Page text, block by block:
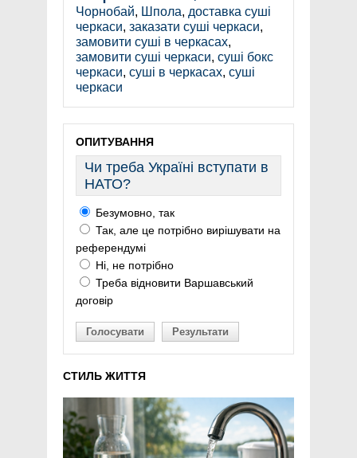
Чорнобай, Шпола, доставка суші
черкаси, заказати суші черкаси,
замовити суші в черкасах,
замовити суші черкаси, суші бокс
черкаси, суші в черкасах, суші
черкаси
ОПИТУВАННЯ
Чи треба Україні вступати в
НАТО?
Безумовно, так
Так, але це потрібно вирішувати на
референдумі
Ні, не потрібно
Треба відновити Варшавський
договір
Голосувати Результати
СТИЛЬ ЖИТТЯ